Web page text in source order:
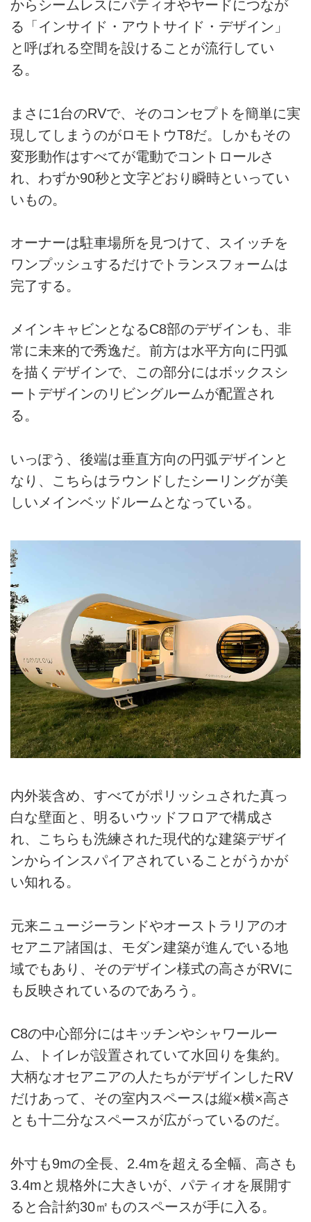
からシームレスにパティオやヤードにつなが
る「インサイド・アウトサイド・デザイン」
と呼ばれる空間を設けることが流行してい
る。
まさに1台のRVで、そのコンセプトを簡単に実
現してしまうのがロモトウT8だ。しかもその
変形動作はすべてが電動でコントロールさ
れ、わずか90秒と文字どおり瞬時といってい
いもの。
オーナーは駐車場所を見つけて、スイッチを
ワンプッシュするだけでトランスフォームは
完了する。
メインキャビンとなるC8部のデザインも、非
常に未来的で秀逸だ。前方は水平方向に円弧
を描くデザインで、この部分にはボックスシ
ートデザインのリビングルームが配置され
る。
いっぽう、後端は垂直方向の円弧デザインと
なり、こちらはラウンドしたシーリングが美
しいメインベッドルームとなっている。
内外装含め、すべてがポリッシュされた真っ
白な壁面と、明るいウッドフロアで構成さ
れ、こちらも洗練された現代的な建築デザイ
ンからインスパイアされていることがうかが
い知れる。
元来ニュージーランドやオーストラリアのオ
セアニア諸国は、モダン建築が進んでいる地
域でもあり、そのデザイン様式の高さがRVに
も反映されているのであろう。
C8の中心部分にはキッチンやシャワールー
ム、トイレが設置されていて水回りを集約。
大柄なオセアニアの人たちがデザインしたRV
だけあって、その室内スペースは縦×横×高さ
とも十二分なスペースが広がっているのだ。
外寸も9mの全長、2.4mを超える全幅、高さも
3.4mと規格外に大きいが、パティオを展開す
ると合計約30㎡ものスペースが手に入る。